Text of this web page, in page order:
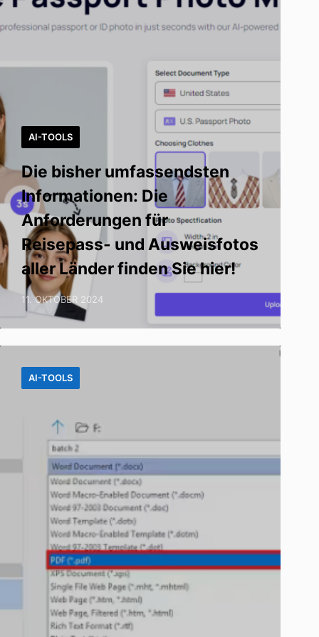
AI-TOOLS
Die bisher umfassendsten
Informationen: Die
Anforderungen für
Reisepass- und Ausweisfotos
aller Länder finden Sie hier!
11. OKTOBER 2024
AI-TOOLS